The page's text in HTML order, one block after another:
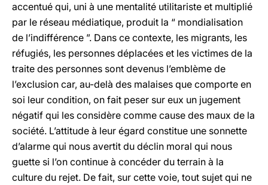
accentué qui, uni à une mentalité utilitariste et multiplié
par le réseau médiatique, produit la “ mondialisation
de l’indifférence ”. Dans ce contexte, les migrants, les
réfugiés, les personnes déplacées et les victimes de la
traite des personnes sont devenus l’emblème de
l’exclusion car, au-delà des malaises que comporte en
soi leur condition, on fait peser sur eux un jugement
négatif qui les considère comme cause des maux de la
société. L’attitude à leur égard constitue une sonnette
d’alarme qui nous avertit du déclin moral qui nous
guette si l’on continue à concéder du terrain à la
culture du rejet. De fait, sur cette voie, tout sujet qui ne